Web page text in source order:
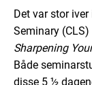
Det var stor
Seminary
Sharpening
Både
disse 5 ½